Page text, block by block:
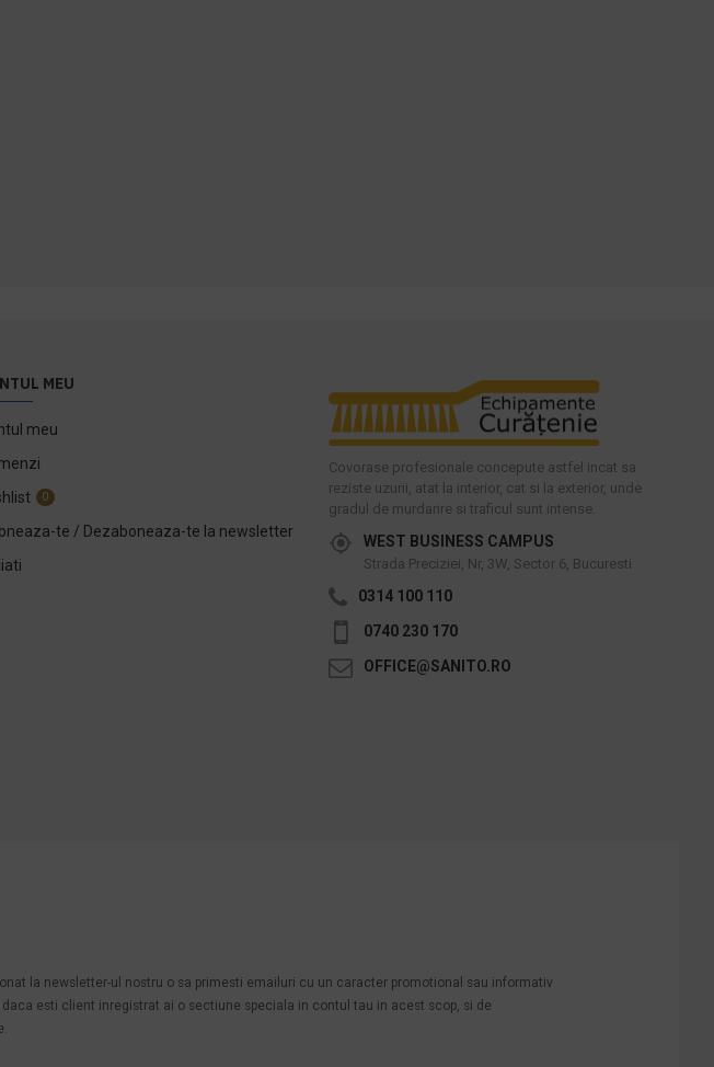
MEU
meu
0
te / Dezaboneaza-te la newsletter
Covorase profesionale concepute astfel incat sa
reziste uzurii, atat la interior, cat si la exterior, unde
gradul de murdarire si traficul sunt intense.
WEST BUSINESS CAMPUS
Strada Preciziei, Nr, 3W, Sector 6, Bucuresti
0314 100 110
0740 230 170
OFFICE@SANITO.RO
la newsletter-ul nostru o sa primesti emailuri cu un caracter promotional sau informativ
esti client inregistrat ai o sectiune speciala in contul tau in acest scop, si de